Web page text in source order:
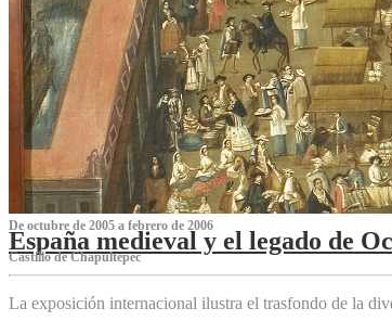
De octubre de 2005 a febrero de 2006
España medieval y el legado de
Castillo de Chapultepec
La exposición internacional ilustra el trasfondo de la